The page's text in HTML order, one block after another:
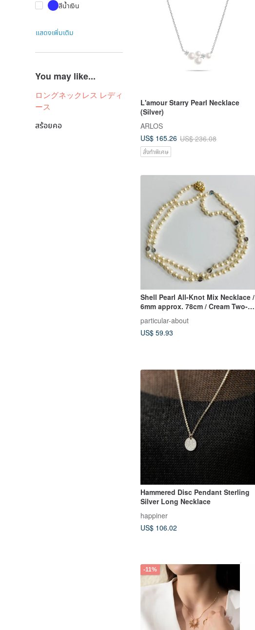
สีน้ำเงิน
แสดงเพิ่มเติม
You may like...
ロングネックレス レディ
ース
สร้อยคอ
L'amour Starry Pearl Necklace
(Silver)
ARLOS
US$ 165.26 US$ 236.08
สั่งทำพิเศษ
Shell Pearl All-Knot Mix Necklace /
6mm approx. 78cm / Cream Two-
Tone / R / Made in Japan
particular-about
US$ 59.93
Hammered Disc Pendant Sterling
Silver Long Necklace
happiner
US$ 106.02
-11%